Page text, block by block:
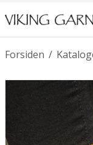
/
Forsiden